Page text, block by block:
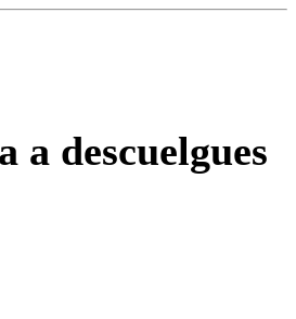
descuelgues